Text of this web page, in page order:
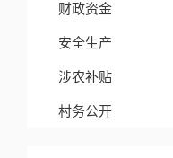
财政资金
安全生产
涉农补贴
村务公开